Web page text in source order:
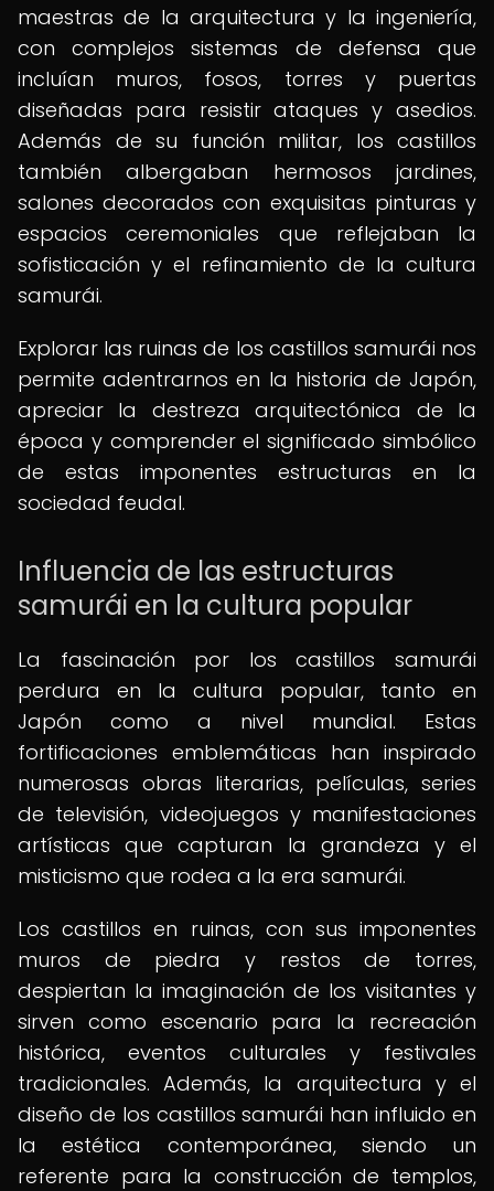
maestras de la arquitectura y la ingeniería,
con complejos sistemas de defensa que
incluían muros, fosos, torres y puertas
diseñadas para resistir ataques y asedios.
Además de su función militar, los castillos
también albergaban hermosos jardines,
salones decorados con exquisitas pinturas y
espacios ceremoniales que reflejaban la
sofisticación y el refinamiento de la cultura
samurái.
Explorar las ruinas de los castillos samurái nos
permite adentrarnos en la historia de Japón,
apreciar la destreza arquitectónica de la
época y comprender el significado simbólico
de estas imponentes estructuras en la
sociedad feudal.
Influencia de las estructuras
samurái en la cultura popular
La fascinación por los castillos samurái
perdura en la cultura popular, tanto en
Japón como a nivel mundial. Estas
fortificaciones emblemáticas han inspirado
numerosas obras literarias, películas, series
de televisión, videojuegos y manifestaciones
artísticas que capturan la grandeza y el
misticismo que rodea a la era samurái.
Los castillos en ruinas, con sus imponentes
muros de piedra y restos de torres,
despiertan la imaginación de los visitantes y
sirven como escenario para la recreación
histórica, eventos culturales y festivales
tradicionales. Además, la arquitectura y el
diseño de los castillos samurái han influido en
la estética contemporánea, siendo un
referente para la construcción de templos,